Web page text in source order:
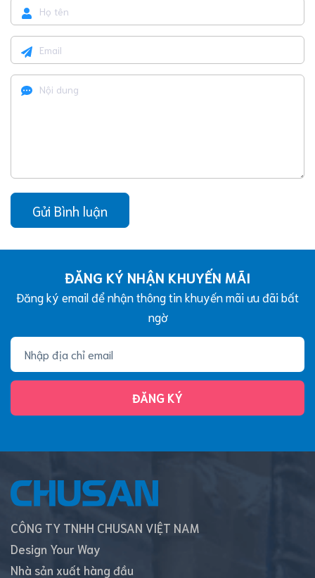
Gửi Bình luận
ĐĂNG KÝ NHẬN KHUYẾN MÃI
Đăng ký email để nhận thông tin khuyến mãi ưu đãi bất
ngờ
ĐĂNG KÝ
CÔNG TY TNHH CHUSAN VIỆT NAM
Design Your Way
Nhà sản xuất hàng đầu